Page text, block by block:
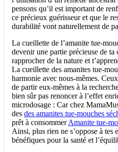
pensons qu’il est important de
ce précieux guérisseur et que le
durabilité vont naturellement de
La cueillette de l’amanite tue-
devenir une partie précieuse de ta
rapprocher de la nature et
La cueillette des amanites tue-
harmonie avec nous-mêmes.
de partir eux-mêmes à la
bien sûr pas renoncer à l’effet
microdosage : Car chez
des des amanites tue-mouches
prêt à consommerAmanite tue-
Ainsi, plus rien ne s’oppose à tes
bénéfiques pour la santé et